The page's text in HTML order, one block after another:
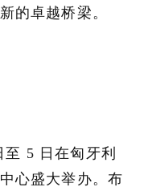
的卓越桥梁。
5 日在匈牙利
心盛大举办。布